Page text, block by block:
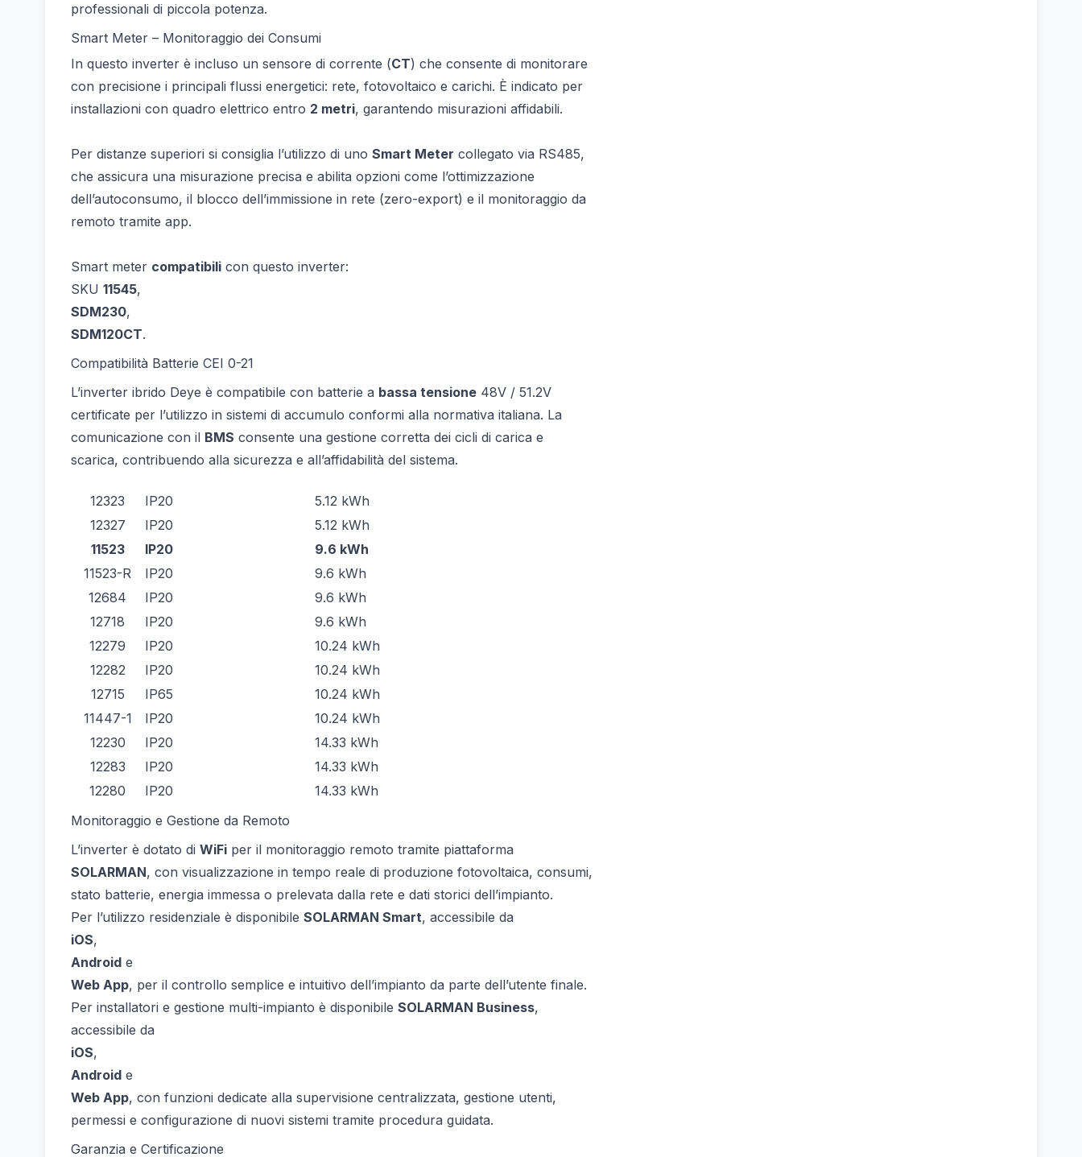
professionali di piccola potenza.
Smart Meter – Monitoraggio dei Consumi
In questo inverter è incluso un sensore di corrente (CT) che consente di monitorare
con precisione i principali flussi energetici: rete, fotovoltaico e carichi. È indicato per
installazioni con quadro elettrico entro 2 metri, garantendo misurazioni affidabili.
Per distanze superiori si consiglia l’utilizzo di uno Smart Meter collegato via RS485,
che assicura una misurazione precisa e abilita opzioni come l’ottimizzazione
dell’autoconsumo, il blocco dell’immissione in rete (zero-export) e il monitoraggio da
remoto tramite app.
Smart meter compatibili con questo inverter:
SKU 11545,
SDM230,
SDM120CT.
Compatibilità Batterie CEI 0-21
L’inverter ibrido Deye è compatibile con batterie a bassa tensione 48V / 51.2V
certificate per l’utilizzo in sistemi di accumulo conformi alla normativa italiana. La
comunicazione con il BMS consente una gestione corretta dei cicli di carica e
scarica, contribuendo alla sicurezza e all’affidabilità del sistema.
12323 IP20
5.12 kWh
12327
IP20
5.12 kWh
11523
IP20
9.6 kWh
11523-R
IP20
9.6 kWh
12684
IP20
9.6 kWh
12718
IP20
9.6 kWh
12279
IP20
10.24 kWh
12282
IP20
10.24 kWh
12715
IP65
10.24 kWh
11447-1
IP20
10.24 kWh
12230
IP20
14.33 kWh
12283
IP20
14.33 kWh
12280
IP20
14.33 kWh
Monitoraggio e Gestione da Remoto
L’inverter è dotato di WiFi per il monitoraggio remoto tramite piattaforma
SOLARMAN, con visualizzazione in tempo reale di produzione fotovoltaica, consumi,
stato batterie, energia immessa o prelevata dalla rete e dati storici dell’impianto.
Per l’utilizzo residenziale è disponibile SOLARMAN Smart, accessibile da
iOS,
Android e
Web App, per il controllo semplice e intuitivo dell’impianto da parte dell’utente finale.
Per installatori e gestione multi-impianto è disponibile SOLARMAN Business,
accessibile da
iOS,
Android e
Web App, con funzioni dedicate alla supervisione centralizzata, gestione utenti,
permessi e configurazione di nuovi sistemi tramite procedura guidata.
Garanzia e Certificazione